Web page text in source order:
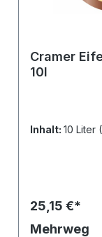
Cramer
10l
Inhalt: 10 Liter
25,15 €*
Mehrweg